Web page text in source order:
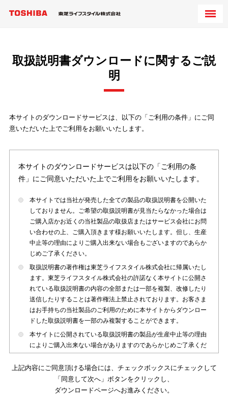
取扱説明書ダウンロードに関するご説
明
本サイトのダウンロードサービスは、以下の「ご利用の条件」にご同
意いただいた上でご利用をお願いいたします。
本サイトのダウンロードサービスは以下の「ご利用の条
件」にご同意いただいた上でご利用をお願いいたします。
本サイトでは当社が発売した全ての製品の取扱説明書を公開いた
しておりません。ご希望の取扱説明書が見当たらなかった場合は
ご購入店かお近くの当社製品の取扱店またはサービス会社にお問
い合わせの上、ご購入頂きます様お願いいたします。但し、生産
中止等の理由によりご購入出来ない場合もございますのであらか
じめご了承ください。
取扱説明書の著作権は東芝ライフスタイル株式会社に帰属いたし
ます。東芝ライフスタイル株式会社の許諾なく本サイトに公開さ
れている取扱説明書の内容の全部または一部を複製、改修したり
送信したりすることは著作権法上禁止されております。お客さま
はお手持ちの当社製品のご利用のために本サイトからダウンロー
ドした取扱説明書を一部のみ複製することができます。
本サイトに公開されている取扱説明書の製品が生産中止等の理由
によりご購入出来ない場合がありますのであらかじめご了承くだ
本サイトに公開されている取扱説明書は、製品が発売された時点
のものを掲載しております。従いまして本サイトに掲載されてい
る取扱説明書の記載内容とお客さまがお持ちの製品の仕様がその
上記内容にご同意頂ける場合には、チェックボックスにチェックして
「同意して次へ」ボタンをクリックし、
ダウンロードページへお進みください。